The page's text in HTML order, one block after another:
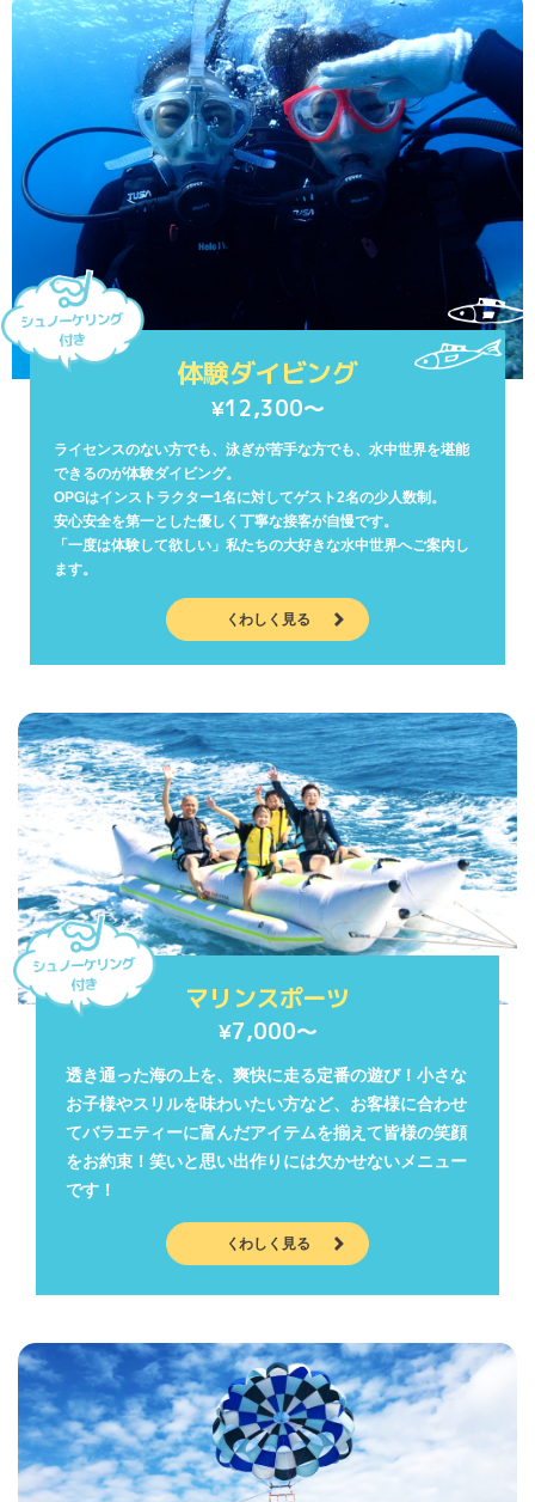
体験ダイビング
¥12,300〜
ライセンスのない方でも、泳ぎが苦手な方でも、水中世界を堪能
できるのが体験ダイビング。
OPGはインストラクター1名に対してゲスト2名の少人数制。
安心安全を第一とした優しく丁寧な接客が自慢です。
「一度は体験して欲しい」私たちの大好きな水中世界へご案内し
ます。
くわしく見る
マリンスポーツ
¥7,000〜
透き通った海の上を、爽快に走る定番の遊び！小さな
お子様やスリルを味わいたい方など、お客様に合わせ
てバラエティーに富んだアイテムを揃えて皆様の笑顔
をお約束！笑いと思い出作りには欠かせないメニュー
です！
くわしく見る